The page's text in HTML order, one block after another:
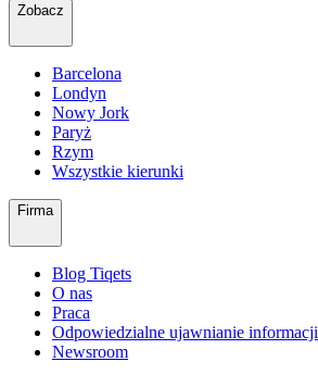
Zobacz
Barcelona
Londyn
Nowy Jork
Paryż
Rzym
Wszystkie kierunki
Firma
Blog Tiqets
O nas
Praca
Odpowiedzialne ujawnianie informacji
Newsroom